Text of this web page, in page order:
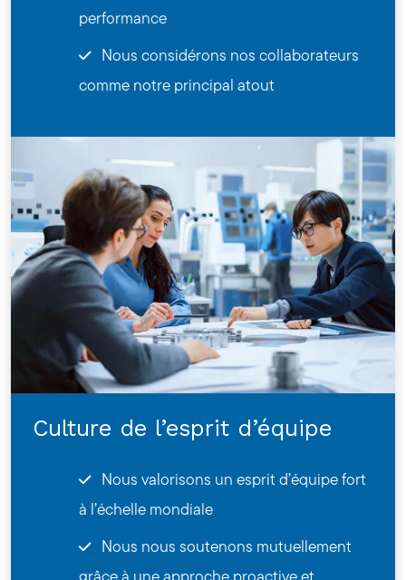
performance
Nous considérons nos collaborateurs
comme notre principal atout
Culture de l’esprit d’équipe
Nous valorisons un esprit d’équipe fort
à l’échelle mondiale
Nous nous soutenons mutuellement